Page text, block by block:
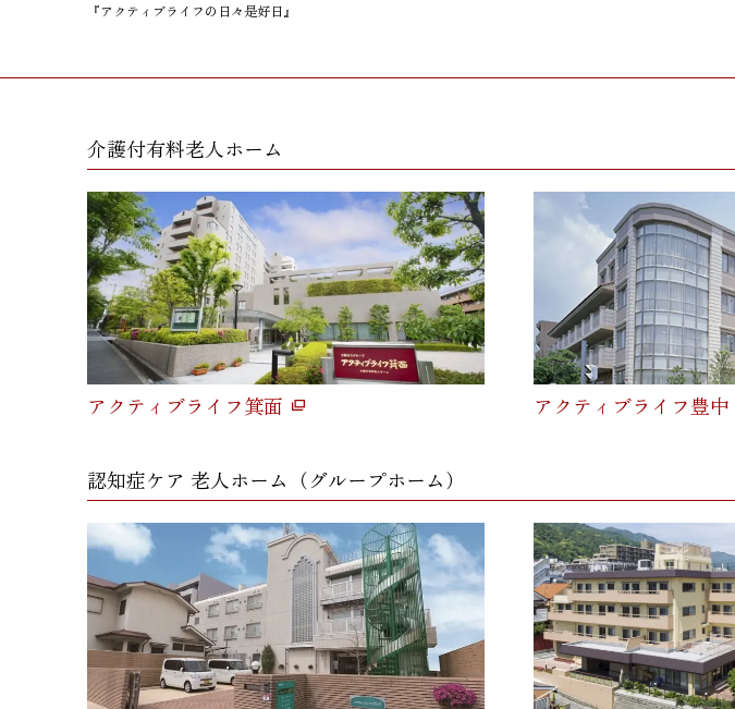
『アクティブライフの日々是好日』
介護付有料老人ホーム
アクティブライフ箕面 アクティブライフ豊中
認知症ケア 老人ホーム（グループホーム）